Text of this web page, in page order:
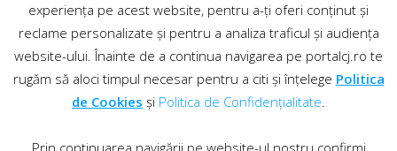
experiența pe acest website, pentru a-ți oferi conținut și
reclame personalizate și pentru a analiza traficul și audiența
website-ului. Înainte de a continua navigarea pe portalcj.ro te
rugăm să aloci timpul necesar pentru a citi și înțelege Politica
de Cookies și Politica de Confidențialitate.